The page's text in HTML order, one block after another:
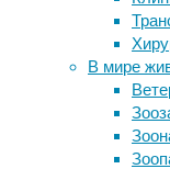
В мире
методы,
инсульт,
На
днях
Чтение
по-
ребенка
Лишний
«Лучик»
барьер